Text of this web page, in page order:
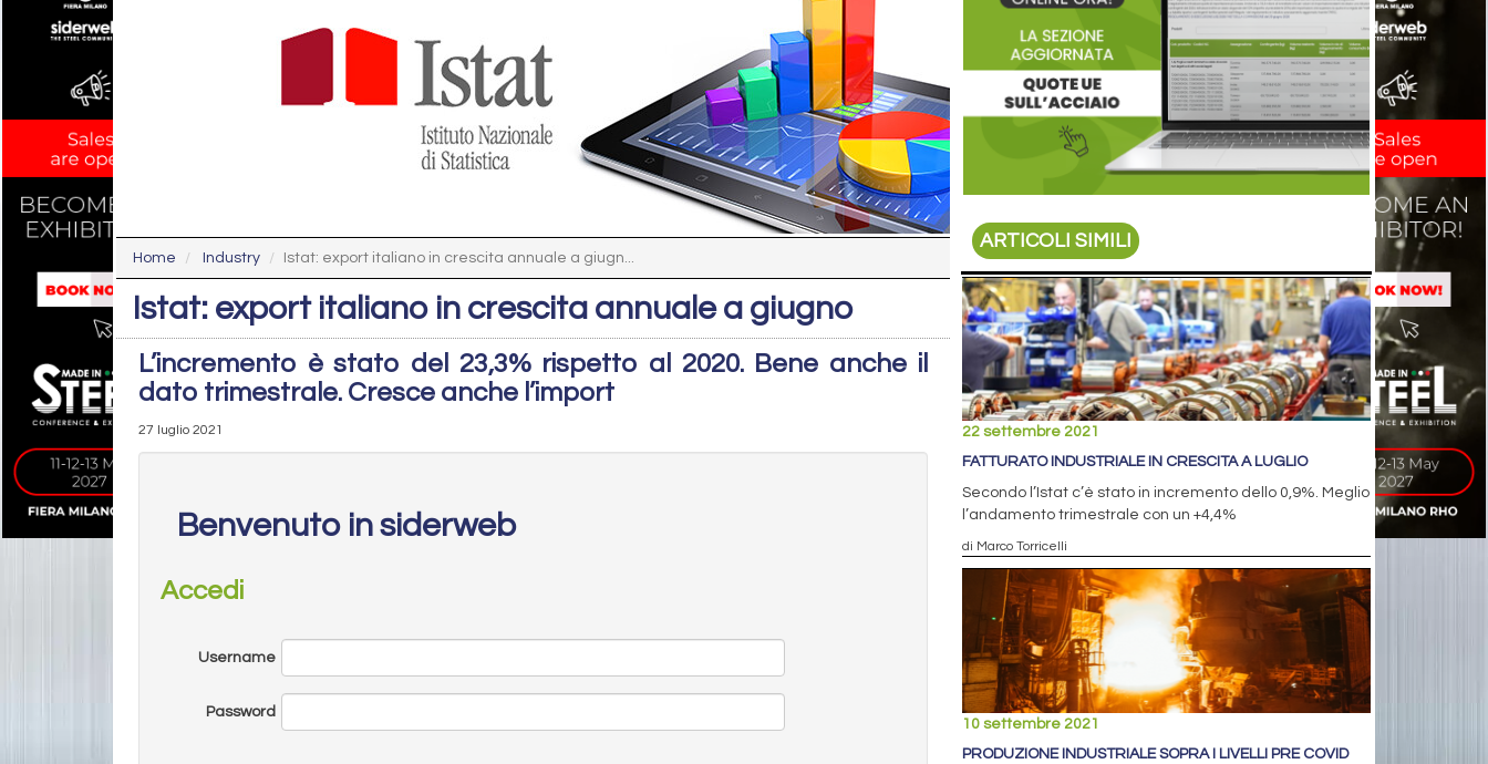
Home Industry Istat: export italiano in crescita annuale a giugn...
Istat: export italiano in crescita annuale a giugno
L’incremento è stato del 23,3% rispetto al 2020. Bene anche il
dato trimestrale. Cresce anche l’import
27 luglio 2021
Benvenuto in siderweb
Accedi
Username
Password
ARTICOLI SIMILI
22 settembre 2021
FATTURATO INDUSTRIALE IN CRESCITA A LUGLIO
Secondo l’Istat c’è stato in incremento dello 0,9%. Meglio
l’andamento trimestrale con un +4,4%
di Marco Torricelli
10 settembre 2021
PRODUZIONE INDUSTRIALE SOPRA I LIVELLI PRE COVID